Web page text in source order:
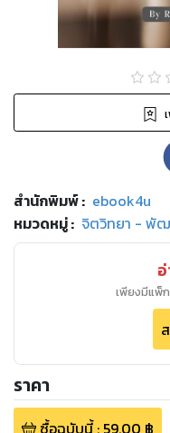
สำนักพิมพ์: ebook4u
หมวดหมู่: จิตวิทยา - พัฒ
เพียงมีแพ็
ราคา
ซื้อฉบับนี้: 59.00 ฿